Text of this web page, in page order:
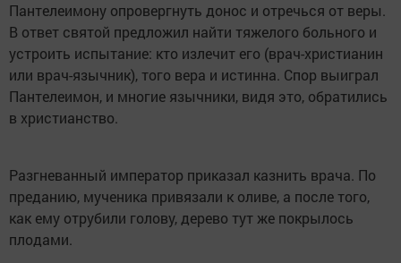
Пантелеимону опровергнуть донос и отречься от веры.
В ответ святой предложил найти тяжелого больного и
устроить испытание: кто излечит его (врач-христианин
или врач-язычник), того вера и истинна. Спор выиграл
Пантелеимон, и многие язычники, видя это, обратились
в христианство.
Разгневанный император приказал казнить врача. По
преданию, мученика привязали к оливе, а после того,
как ему отрубили голову, дерево тут же покрылось
плодами.